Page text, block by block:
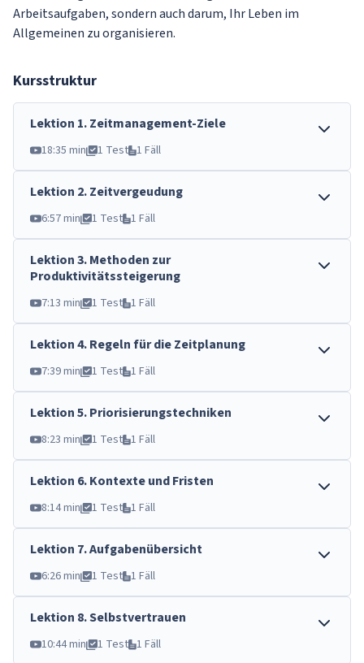
Arbeitsaufgaben, sondern auch darum, Ihr Leben im
Allgemeinen zu organisieren.
Kursstruktur
Lektion 1.Zeitmanagement-Ziele
18:35 min 1 Test 1 Fäll
Lektion 2.Zeitvergeudung
6:57 min 1 Test 1 Fäll
Lektion3.Methoden zur
Produktivitätssteigerung
7:13 min 1 Test 1 Fäll
Lektion4.Regeln für die Zeitplanung
7:39 min 1 Test 1 Fäll
Lektion5.Priorisierungstechniken
8:23 min 1 Test 1 Fäll
Lektion 6.Kontexte und Fristen
8:14 min 1 Test 1 Fäll
Lektion 7.Aufgabenübersicht
6:26 min 1 Test 1 Fäll
Lektion 8.Selbstvertrauen
10:44 min 1 Test 1 Fäll